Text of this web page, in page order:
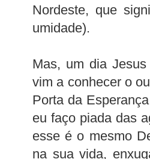
Nordeste, que
umidade).
Mas, um dia
vim a conhecer o
Porta da
eu faço piada das
esse é o mesmo
na sua vida,